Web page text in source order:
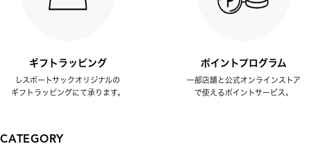
ギフトラッピング
レスポートサックオリジナルの
ギフトラッピングにて承ります。
ポイントプログラム
一部店舗と公式オンラインストア
で使えるポイントサービス。
CATEGORY